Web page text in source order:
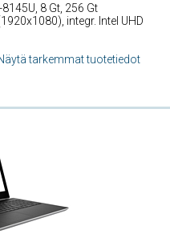
8145U, 8 Gt, 256 Gt
integr. Intel UHD
tarkemmat tuotetiedot